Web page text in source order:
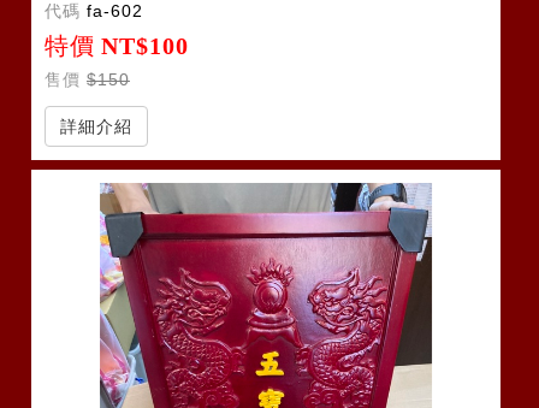
代碼 fa-602
特價 NT$100
售價 $150
詳細介紹